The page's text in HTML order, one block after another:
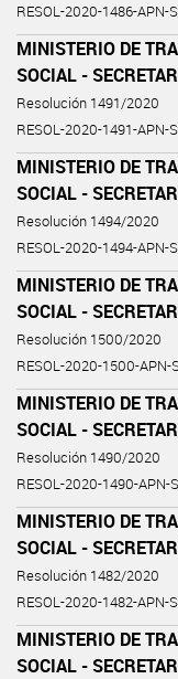
RESOL-2020-1486-APN-
MINISTERIO DE
SOCIAL -
Resolución 1491/2020
RESOL-2020-1491-APN-
MINISTERIO DE
SOCIAL -
Resolución 1494/2020
RESOL-2020-1494-APN-
MINISTERIO DE
SOCIAL -
Resolución 1500/2020
RESOL-2020-1500-APN-
MINISTERIO DE
SOCIAL -
Resolución 1490/2020
RESOL-2020-1490-APN-
MINISTERIO DE
SOCIAL -
Resolución 1482/2020
RESOL-2020-1482-APN-
MINISTERIO DE
SOCIAL -